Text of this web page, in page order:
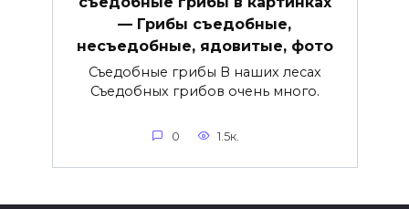
— Грибы съедобные,
несъедобные, ядовитые, фото
Съедобные грибы В наших лесах
Съедобных грибов очень много.
0 1.5к.